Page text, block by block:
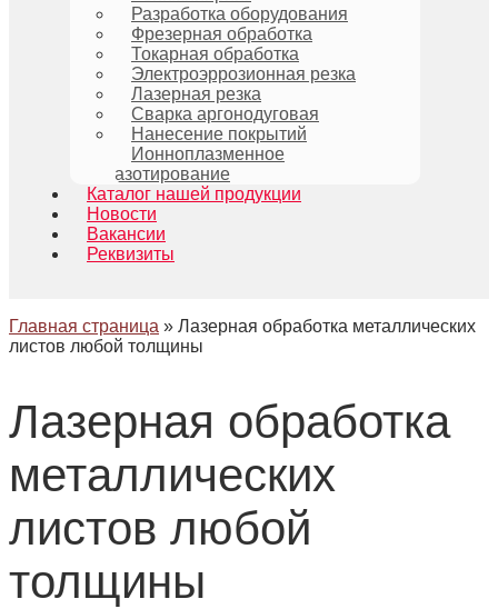
Разработка оборудования
Фрезерная обработка
Токарная обработка
Электроэррозионная резка
Лазерная резка
Сварка аргонодуговая
Нанесение покрытий
Ионноплазменное
азотирование
Каталог нашей продукции
Новости
Вакансии
Реквизиты
Главная страница » Лазерная обработка металлических
листов любой толщины
Лазерная обработка
металлических
листов любой
толщины